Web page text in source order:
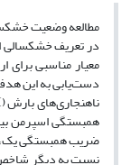
مطالعه وضعیت
در تعریف خشکسالی
معیار مناسبی